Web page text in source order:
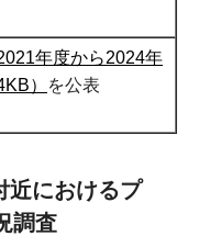
年度から2024年
）
を公表
近におけるプ
調査